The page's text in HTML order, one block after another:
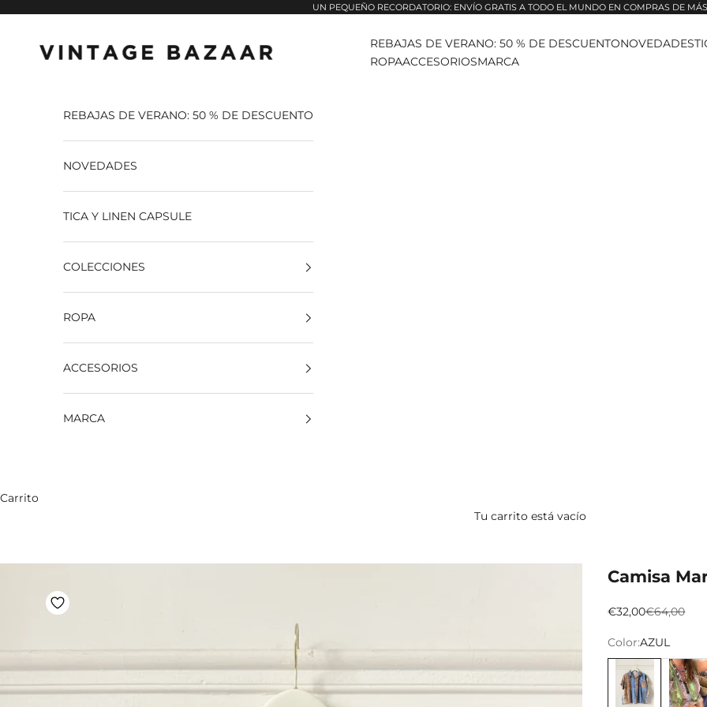
UN PEQUEÑO RECORDATORIO: ENVÍO GRATIS A TODO EL MUNDO EN COMPRAS DE
Vintage Bazaar
REBAJAS DE VERANO: 50 % DE DESCUENTONOVEDADES
ROPAACCESORIOSMARCA
REBAJAS DE VERANO: 50 % DE DESCUENTO
NOVEDADES
TICA Y LINEN CAPSULE
COLECCIONES
ROPA
ACCESORIOS
MARCA
Carrito
Tu carrito está vacío
Camisa
Preço promocional
€32,00Preço
€64,00
Color:AZUL
AZUL
VERDE